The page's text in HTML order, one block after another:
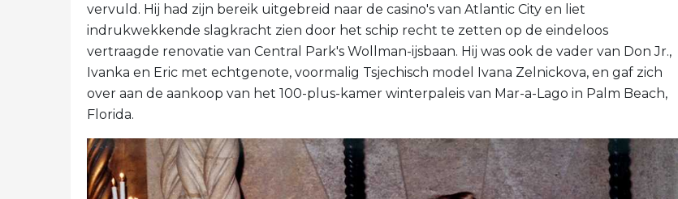
vervuld. Hij had zijn bereik uitgebreid naar de casino's van Atlantic City en liet
indrukwekkende slagkracht zien door het schip recht te zetten op de eindeloos
vertraagde renovatie van Central Park's Wollman-ijsbaan. Hij was ook de vader van Don Jr.,
Ivanka en Eric met echtgenote, voormalig Tsjechisch model Ivana Zelnickova, en gaf zich
over aan de aankoop van het 100-plus-kamer winterpaleis van Mar-a-Lago in Palm Beach,
Florida.